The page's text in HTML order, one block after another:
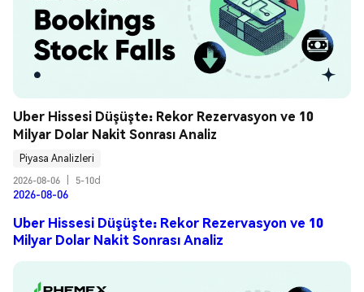
Uber Hissesi Düşüşte: Rekor Rezervasyon ve 10
Milyar Dolar Nakit Sonrası Analiz
Piyasa Analizleri
2026-08-06
5-10d
2026-08-06
Uber Hissesi Düşüşte: Rekor Rezervasyon ve 10
Milyar Dolar Nakit Sonrası Analiz